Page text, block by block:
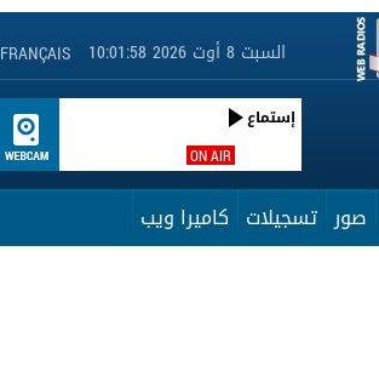
FRANÇAIS السبت 8 أوت 2026 10:01:59
ON AIR
إستماع
صور تسجيلات كاميرا ويب